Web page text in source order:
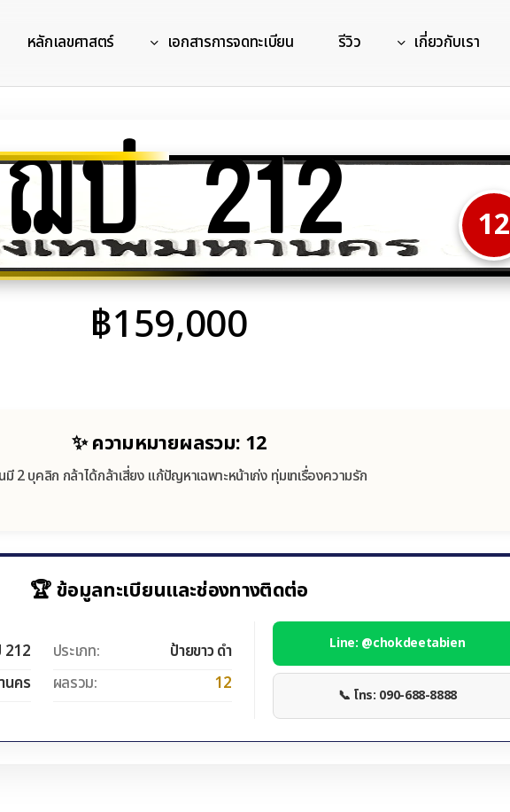
หลักเลขศาสตร์ เอกสารการจดทะเบียน รีวิว เกี่ยวกับเรา
ป 212 12
฿159,000
✨ ความหมายผลรวม: 12
มี 2 บุคลิก กล้าได้กล้าเสี่ยง แก้ปัญหาเฉพาะหน้าเก่ง ทุ่มเทเรื่องความรัก
🏆 ข้อมูลทะเบียนและช่องทางติดต่อ
นคร
ประเภท:
ป้ายขาว ดำ
ผลรวม:
12
Line: @chokdeetabien
📞 โทร: 090-688-8888